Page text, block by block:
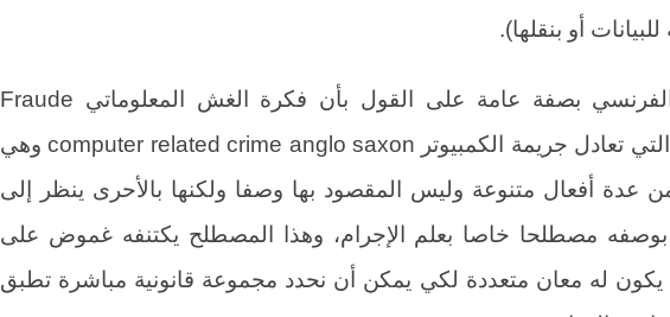
للبيانات أو بنقلها).
ويجمع الفقه الفرنسي بصفة عامة على القول بأن فكرة الغش المعلوماتي Fraude
informatique التي تعادل جريمة الكمبيوتر computer related crime anglo saxon وهي
عدة أفعال متنوعة وليس المقصود بها وصفا ولكنها بالأحرى ينظر إلى
مصطلحا خاصا بعلم الإجرام، وهذا المصطلح يكتنفه غموض على
يكون له معان متعددة لكي يمكن أن نحدد مجموعة قانونية مباشرة تطبق